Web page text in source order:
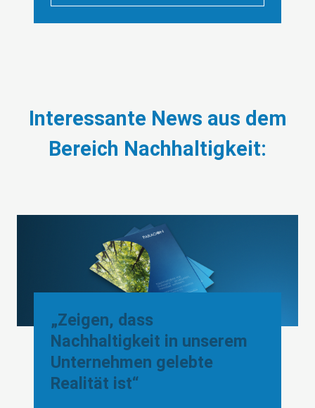
Interessante News aus dem
Bereich Nachhaltigkeit:
„Zeigen, dass
Nachhaltigkeit in unserem
Unternehmen gelebte
Realität ist“